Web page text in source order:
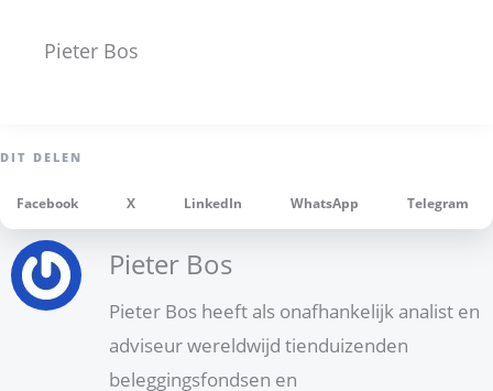
Pieter Bos
Facebook X LinkedIn WhatsApp Telegram
Pieter Bos
Pieter Bos heeft als onafhankelijk analist en
adviseur wereldwijd tienduizenden
beleggingsfondsen en